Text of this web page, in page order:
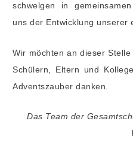
schwelgen in
uns der Entwicklung unserer
Wir möchten an dieser
Schülern, Eltern und
Adventszauber danken.
Das Team der